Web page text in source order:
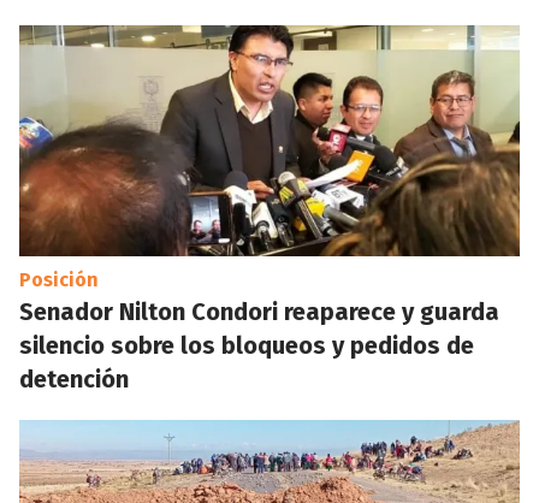
Posición
Senador Nilton Condori reaparece y guarda
silencio sobre los bloqueos y pedidos de
detención